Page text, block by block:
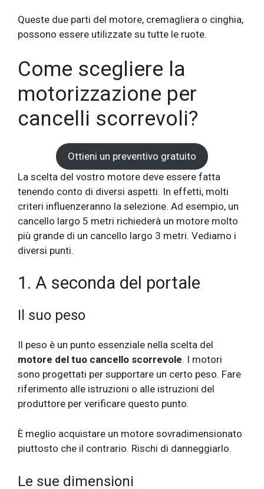
Queste due parti del motore, cremagliera o cinghia,
possono essere utilizzate su tutte le ruote.
Come scegliere la
motorizzazione per
cancelli scorrevoli?
Ottieni un preventivo gratuito
La scelta del vostro motore deve essere fatta
tenendo conto di diversi aspetti. In effetti, molti
criteri influenzeranno la selezione. Ad esempio, un
cancello largo 5 metri richiederà un motore molto
più grande di un cancello largo 3 metri. Vediamo i
diversi punti.
1. A seconda del portale
Il suo peso
Il peso è un punto essenziale nella scelta del
motore del tuo cancello scorrevole. I motori
sono progettati per supportare un certo peso. Fare
riferimento alle istruzioni o alle istruzioni del
produttore per verificare questo punto.
È meglio acquistare un motore sovradimensionato
piuttosto che il contrario. Rischi di danneggiarlo.
Le sue dimensioni